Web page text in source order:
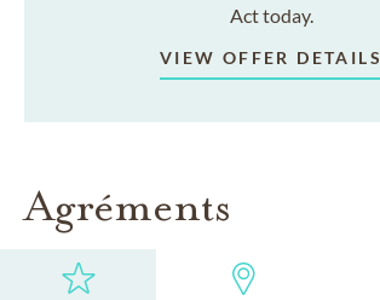
Act today.
VIEW OFFER DETAILS
Agréments